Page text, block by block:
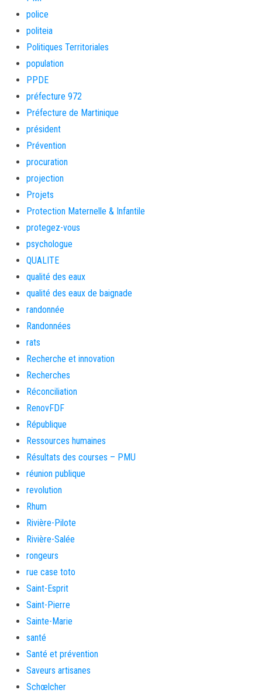
police
politeia
Politiques Territoriales
population
PPDE
préfecture 972
Préfecture de Martinique
président
Prévention
procuration
projection
Projets
Protection Maternelle & Infantile
protegez-vous
psychologue
QUALITE
qualité des eaux
qualité des eaux de baignade
randonnée
Randonnées
rats
Recherche et innovation
Recherches
Réconciliation
RenovFDF
République
Ressources humaines
Résultats des courses – PMU
réunion publique
revolution
Rhum
Rivière-Pilote
Rivière-Salée
rongeurs
rue case toto
Saint-Esprit
Saint-Pierre
Sainte-Marie
santé
Santé et prévention
Saveurs artisanes
Schœlcher